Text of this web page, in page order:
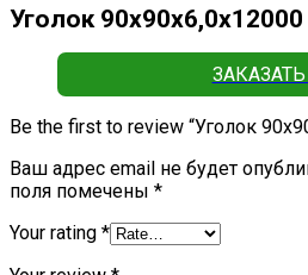
Уголок
Be the first to review “Уголок
Ваш адрес email не будет
поля помечены *
Your rating *